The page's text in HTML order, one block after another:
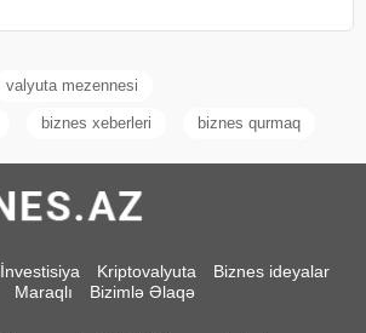
valyuta mezennesi
biznes xeberleri biznes qurmaq
İnvestisiya Kriptovalyuta
Biznes ideyalar
Maraqlı Bizimlə Əlaqə